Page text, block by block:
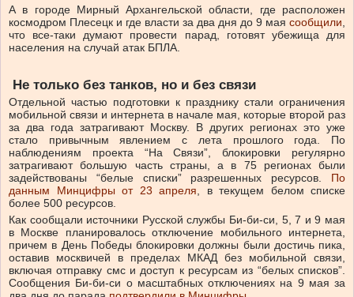
А в городе Мирный Архангельской области, где расположен
космодром Плесецк и где власти за два дня до 9 мая сообщили
что все-таки думают провести парад, готовят убежища для
населения на случай атак БПЛА.
Не только без танков, но и без связи
Отдельной частью подготовки к празднику стали ограничения
мобильной связи и интернета в начале мая, которые второй раз
за два года затрагивают Москву. В других регионах это уже
стало привычным явлением с лета прошлого года. По
наблюдениям проекта “На Связи”, блокировки регулярно
затрагивают большую часть страны, а в 75 регионах были
задействованы “белые списки” разрешенных ресурсов. По
данным Минцифры от 23 апреля , в текущем белом списке
более 500 ресурсов.
Как сообщали источники Русской службы Би-би-си, 5, 7 и 9 мая
в Москве планировалось отключение мобильного интернета,
причем в День Победы блокировки должны были достичь пика,
оставив москвичей в пределах МКАД без мобильной связи,
включая отправку смс и доступ к ресурсам из “белых списков”.
Сообщения Би-би-си о масштабных отключениях на 9 мая за